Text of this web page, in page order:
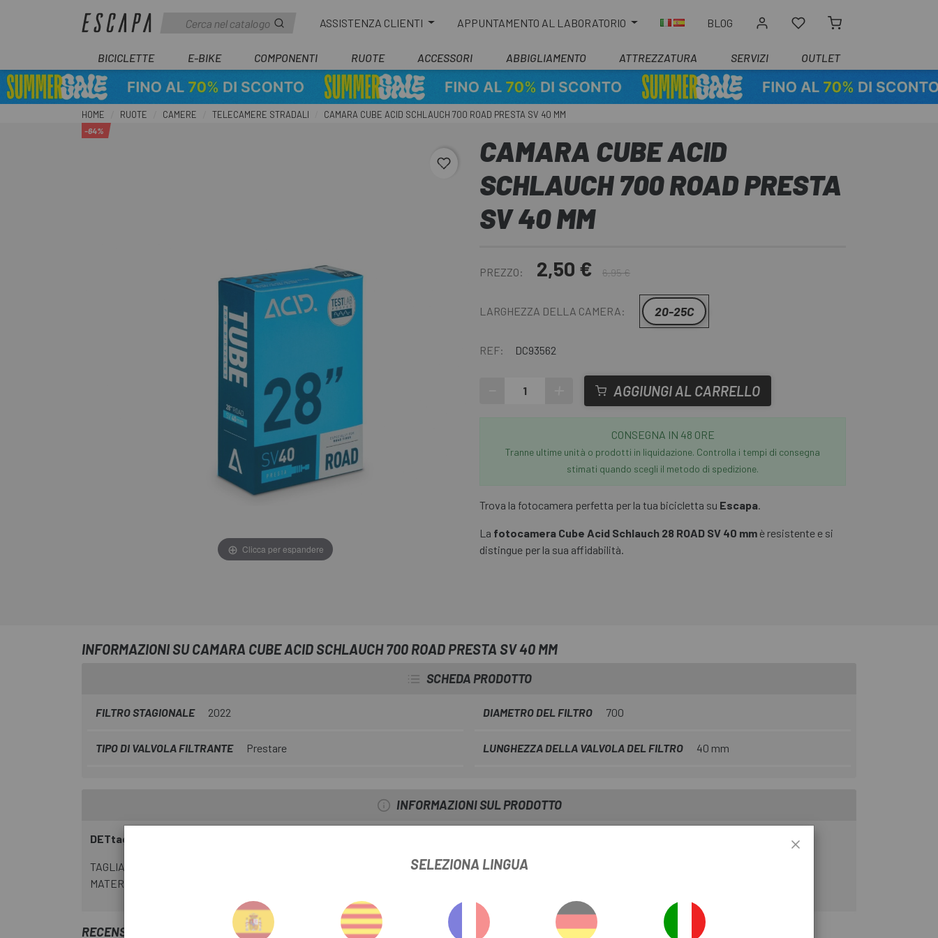
ASSISTENZA CLIENTI APPUNTAMENTO AL LABORATORIO BLOG
BICICLETTE E-BIKE COMPONENTI RUOTE ACCESSORI ABBIGLIAMENTO ATTREZZATURA SERVIZI OUTLET
HOME RUOTE CAMERE TELECAMERE STRADALI CAMARA CUBE ACID SCHLAUCH 700 ROAD PRESTA SV 40 MM
favorite_border
-64%
Clicca per espandere
CAMARA CUBE ACID
SCHLAUCH 700 ROAD PRESTA
SV 40 MM
PREZZO: 2,50 € 6,95 €
LARGHEZZA DELLA CAMERA: 20-25C
REF: DC93562
AGGIUNGI AL CARRELLO
CONSEGNA IN 48 ORE
Tranne ultime unità o prodotti in liquidazione. Controlla i tempi di consegna
stimati quando scegli il metodo di spedizione.
Trova la fotocamera perfetta per la tua bicicletta su Escapa.
La fotocamera Cube Acid Schlauch 28 ROAD SV 40 mm è resistente e si
distingue per la sua affidabilità.
INFORMAZIONI SU CAMARA CUBE ACID SCHLAUCH 700 ROAD PRESTA SV 40 MM
SCHEDA PRODOTTO
FILTRO STAGIONALE 2022 DIAMETRO DEL FILTRO 700
TIPO DI VALVOLA FILTRANTE Prestare LUNGHEZZA DELLA VALVOLA DEL FILTRO 40 mm
INFORMAZIONI SUL PRODOTTO
DETtagLI
TAGLIA: 18/23-622/630
MATERIALE: Gomma
RECENSIONI TRUSTED SHOPS
SELEZIONA LINGUA